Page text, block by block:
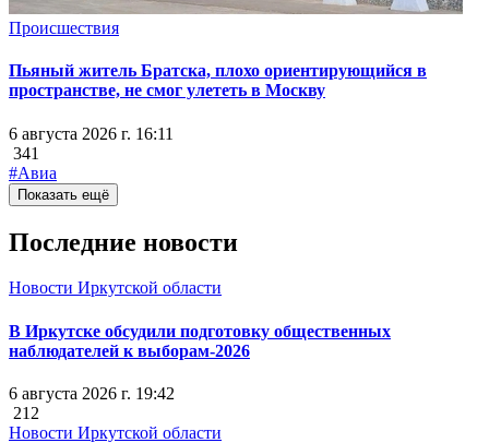
Происшествия
Пьяный житель Братска, плохо ориентирующийся в
пространстве, не смог улететь в Москву
6 августа 2026 г. 16:11
341
#Авиа
Показать ещё
Последние новости
Новости Иркутской области
В Иркутске обсудили подготовку общественных
наблюдателей к выборам-2026
6 августа 2026 г. 19:42
212
Новости Иркутской области